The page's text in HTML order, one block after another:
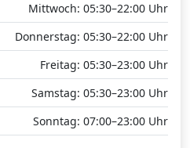
Mittwoch: 05:30–22:00 Uhr
Donnerstag: 05:30–22:00 Uhr
Freitag: 05:30–23:00 Uhr
Samstag: 05:30–23:00 Uhr
Sonntag: 07:00–23:00 Uhr